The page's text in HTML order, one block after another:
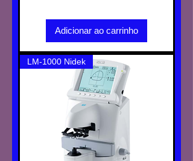
Adicionar ao carrinho
LM-1000 Nidek